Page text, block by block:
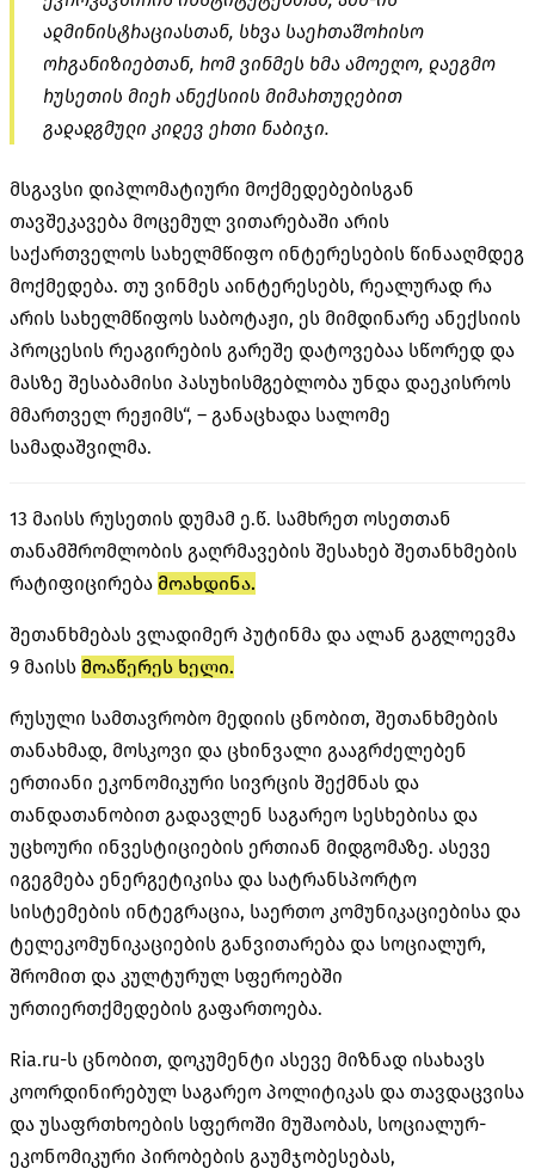
ადმინისტრაციასთან, სხვა საერთაშორისო
ორგანიზიებთან, რომ ვინმეს ხმა ამოეღო, დაეგმო
რუსეთის მიერ ანექსიის მიმართულებით
გადადგმული კიდევ ერთი ნაბიჯი.
მსგავსი დიპლომატიური მოქმედებებისგან
თავშეკავება მოცემულ ვითარებაში არის
საქართველოს სახელმწიფო ინტერესების წინააღმდეგ
მოქმედება. თუ ვინმეს აინტერესებს, რეალურად რა
არის სახელმწიფოს საბოტაჟი, ეს მიმდინარე ანექსიის
პროცესის რეაგირების გარეშე დატოვებაა სწორედ და
მასზე შესაბამისი პასუხისმგებლობა უნდა დაეკისროს
მმართველ რეჟიმს“, – განაცხადა სალომე
სამადაშვილმა.
13 მაისს რუსეთის დუმამ ე.წ. სამხრეთ ოსეთთან
თანამშრომლობის გაღრმავების შესახებ შეთანხმების
რატიფიცირება მოახდინა.
შეთანხმებას ვლადიმერ პუტინმა და ალან გაგლოევმა
9 მაისს მოაწერეს ხელი.
რუსული სამთავრობო მედიის ცნობით, შეთანხმების
თანახმად, მოსკოვი და ცხინვალი გააგრძელებენ
ერთიანი ეკონომიკური სივრცის შექმნას და
თანდათანობით გადავლენ საგარეო სესხებისა და
უცხოური ინვესტიციების ერთიან მიდგომაზე. ასევე
იგეგმება ენერგეტიკისა და სატრანსპორტო
სისტემების ინტეგრაცია, საერთო კომუნიკაციებისა და
ტელეკომუნიკაციების განვითარება და სოციალურ,
შრომით და კულტურულ სფეროებში
ურთიერთქმედების გაფართოება.
Ria.ru-ს ცნობით, დოკუმენტი ასევე მიზნად ისახავს
კოორდინირებულ საგარეო პოლიტიკას და თავდაცვისა
და უსაფრთხოების სფეროში მუშაობას, სოციალურ-
ეკონომიკური პირობების გაუმჯობესებას,